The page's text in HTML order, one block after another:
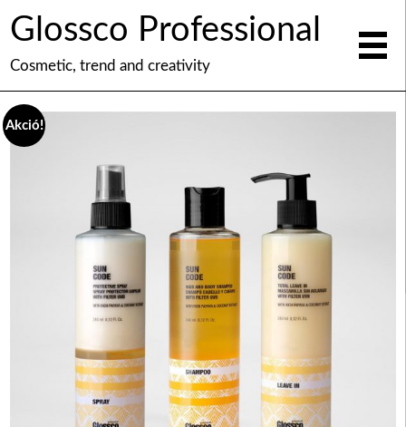
Glossco Professional
Cosmetic, trend and creativity
Akció!